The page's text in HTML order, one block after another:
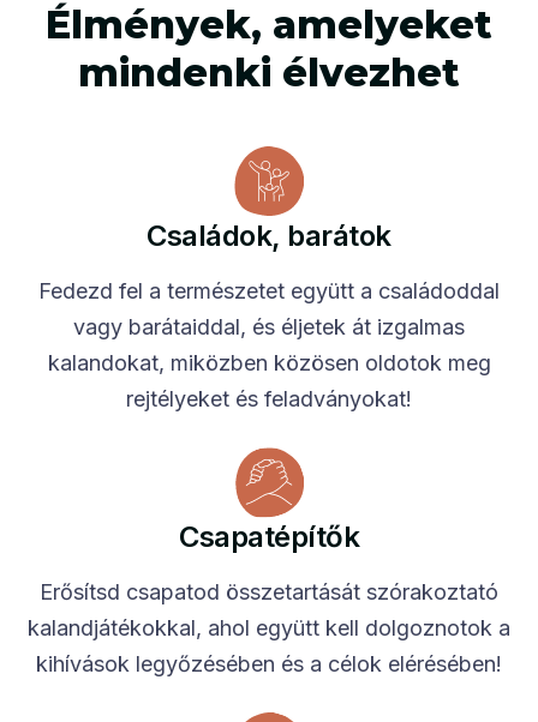
Élmények, amelyeket
mindenki élvezhet
Családok, barátok
Fedezd fel a természetet együtt a családoddal
vagy barátaiddal, és éljetek át izgalmas
kalandokat, miközben közösen oldotok meg
rejtélyeket és feladványokat!
Csapatépítők
Erősítsd csapatod összetartását szórakoztató
kalandjátékokkal, ahol együtt kell dolgoznotok a
kihívások legyőzésében és a célok elérésében!